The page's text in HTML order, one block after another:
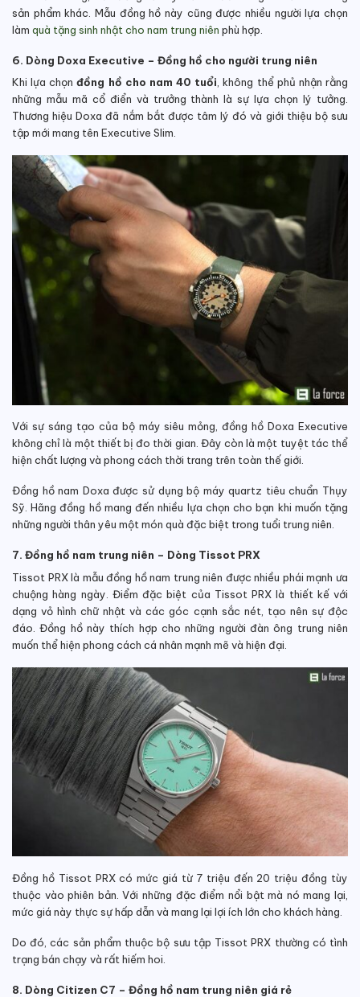
sản phẩm khác. Mẫu đồng hồ này cũng được nhiều người lựa chọn
làm quà tặng sinh nhật cho nam trung niên phù hợp.
6. Dòng Doxa Executive – Đồng hồ cho người trung niên
Khi lựa chọnđồng hồ cho nam 40 tuổi , không thể phủ nhận rằng
những mẫu mã cổ điển và trưởng thành là sự lựa chọn lý tưởng.
Thương hiệu Doxa đã nắm bắt được tâm lý đó và giới thiệu bộ sưu
tập mới mang tên Executive Slim.
Với sự sáng tạo của bộ máy siêu mỏng, đồng hồ Doxa Executive
không chỉ là một thiết bị đo thời gian. Đây còn là một tuyệt tác thể
hiện chất lượng và phong cách thời trang trên toàn thế giới.
Đồng hồ nam Doxa được sử dụng bộ máy quartz tiêu chuẩn Thụy
Sỹ. Hãng đồng hồ mang đến nhiều lựa chọn cho bạn khi muốn tặng
những người thân yêu một món quà đặc biệt trong tuổi trung niên.
7. Đồng hồ nam trung niên – Dòng Tissot PRX
Tissot PRX là mẫu đồng hồ nam trung niên được nhiều phái mạnh ưa
chuộng hàng ngày. Điểm đặc biệt của Tissot PRX là thiết kế với
dạng vỏ hình chữ nhật và các góc cạnh sắc nét, tạo nên sự độc
đáo. Đồng hồ này thích hợp cho những người đàn ông trung niên
muốn thể hiện phong cách cá nhân mạnh mẽ và hiện đại.
Đồng hồ Tissot PRX có mức giá từ 7 triệu đến 20 triệu đồng tùy
thuộc vào phiên bản. Với những đặc điểm nổi bật mà nó mang lại,
mức giá này thực sự hấp dẫn và mang lại lợi ích lớn cho khách hàng.
Do đó, các sản phẩm thuộc bộ sưu tập Tissot PRX thường có tình
trạng bán chạy và rất hiếm hoi.
8. Dòng Citizen C7 – Đồng hồ nam trung niên giá rẻ